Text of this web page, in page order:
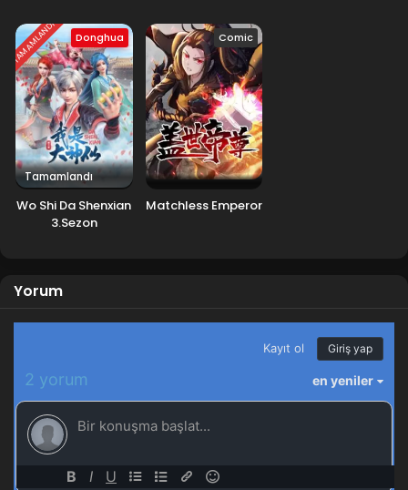
TAMAMLANDI Donghua
Tamamlandı
Wo Shi Da Shenxian
3.Sezon
Comic
Matchless Emperor
Yorum